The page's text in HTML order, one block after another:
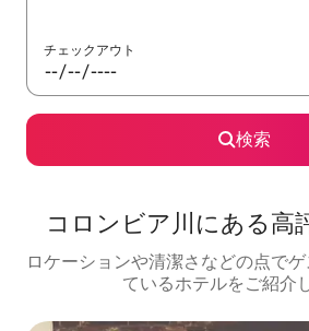
チェックアウト
検索
コロンビア川にある高⁠
ロケーションや清潔さなどの点で
ているホテルをご紹介